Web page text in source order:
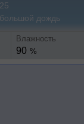
дождь
Влажность
90 %